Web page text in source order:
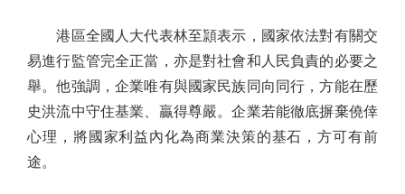
港區全國人大代表林至頴表示，國家依法對有關交
易進行監管完全正當，亦是對社會和人民負責的必要之
舉。他強調，企業唯有與國家民族同向同行，方能在歷
史洪流中守住基業、贏得尊嚴。企業若能徹底摒棄僥倖
心理，將國家利益內化為商業決策的基石，方可有前
途。